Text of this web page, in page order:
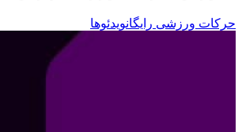
حرکات ورزشی رایگانویدئوها